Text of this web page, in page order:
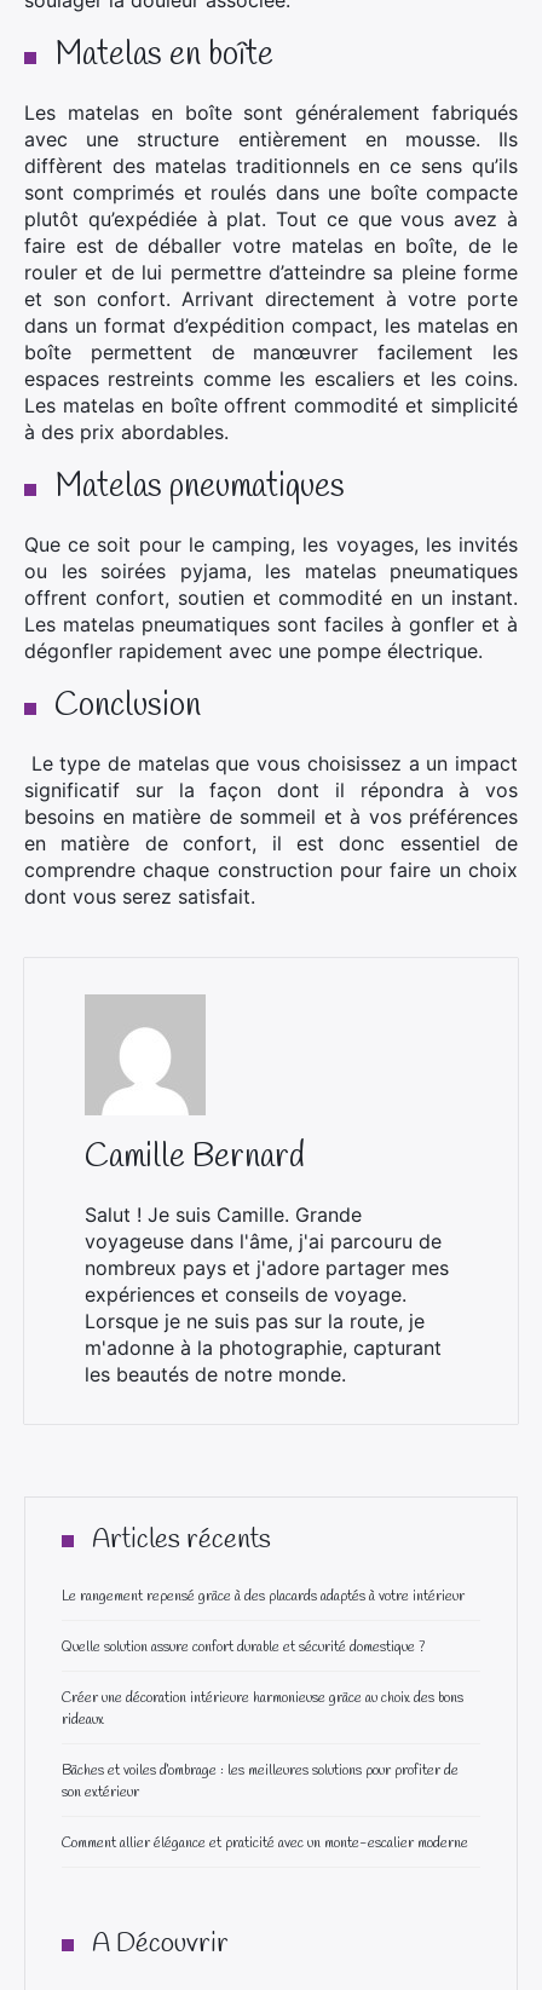
Matelas en boîte
Les matelas en boîte sont généralement fabriqués
avec une structure entièrement en mousse. Ils
diffèrent des matelas traditionnels en ce sens qu’ils
sont comprimés et roulés dans une boîte compacte
plutôt qu’expédiée à plat. Tout ce que vous avez à
faire est de déballer votre matelas en boîte, de le
rouler et de lui permettre d’atteindre sa pleine forme
et son confort. Arrivant directement à votre porte
dans un format d’expédition compact, les matelas en
boîte permettent de manœuvrer facilement les
espaces restreints comme les escaliers et les coins.
Les matelas en boîte offrent commodité et simplicité
à des prix abordables.
Matelas pneumatiques
Que ce soit pour le camping, les voyages, les invités
ou les soirées pyjama, les matelas pneumatiques
offrent confort, soutien et commodité en un instant.
Les matelas pneumatiques sont faciles à gonfler et à
dégonfler rapidement avec une pompe électrique.
Conclusion
Le type de matelas que vous choisissez a un impact
significatif sur la façon dont il répondra à vos
besoins en matière de sommeil et à vos préférences
en matière de confort, il est donc essentiel de
comprendre chaque construction pour faire un choix
dont vous serez satisfait.
Camille Bernard
Salut ! Je suis Camille. Grande
voyageuse dans l'âme, j'ai parcouru de
nombreux pays et j'adore partager mes
expériences et conseils de voyage.
Lorsque je ne suis pas sur la route, je
m'adonne à la photographie, capturant
les beautés de notre monde.
Articles récents
Le rangement repensé grâce à des placards adaptés à votre intérieur
Quelle solution assure confort durable et sécurité domestique ?
Créer une décoration intérieure harmonieuse grâce au choix des bons
rideaux
Bâches et voiles d’ombrage : les meilleures solutions pour profiter de
son extérieur
Comment allier élégance et praticité avec un monte-escalier moderne
A Découvrir